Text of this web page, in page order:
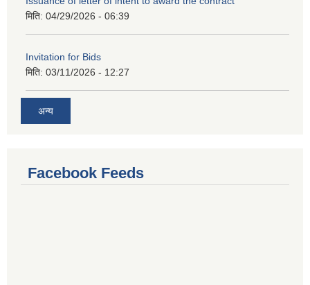
मिति: 04/29/2026 - 06:39
Invitation for Bids
मिति: 03/11/2026 - 12:27
अन्य
Facebook Feeds